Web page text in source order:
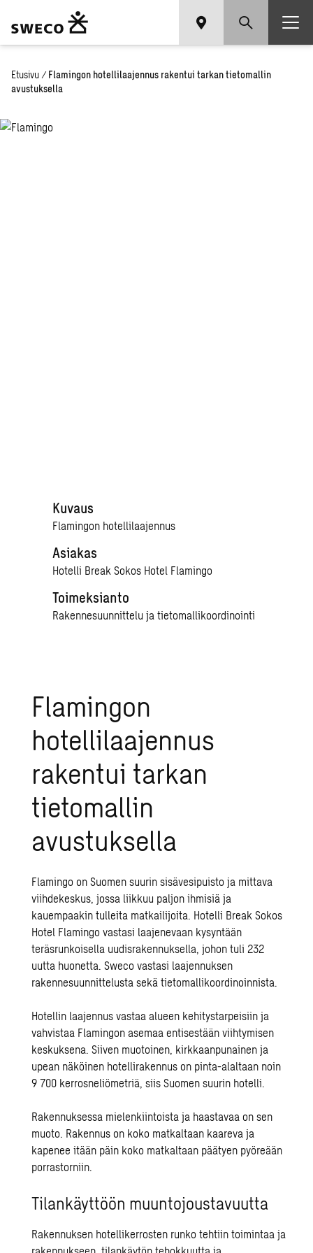
Etusivu / Flamingon hotellilaajennus rakentui tarkan tietomallin
avustuksella
Kuvaus
Flamingon hotellilaajennus
Asiakas
Hotelli Break Sokos Hotel Flamingo
Toimeksianto
Rakennesuunnittelu ja tietomallikoordinointi
Flamingon
hotellilaajennus
rakentui tarkan
tietomallin
avustuksella
Flamingo on Suomen suurin sisävesipuisto ja mittava
viihdekeskus, jossa liikkuu paljon ihmisiä ja
kauempaakin tulleita matkailijoita. Hotelli Break Sokos
Hotel Flamingo vastasi laajenevaan kysyntään
teräsrunkoisella uudisrakennuksella, johon tuli 232
uutta huonetta. Sweco vastasi laajennuksen
rakennesuunnittelusta sekätietomallikoordinoinnista
Hotellin laajennus vastaa alueen kehitystarpeisiin ja
vahvistaa Flamingon asemaa entisestään viihtymisen
keskuksena. Siiven muotoinen, kirkkaanpunainen ja
upean näköinen hotellirakennus on pinta-alaltaan noin
9 700 kerrosneliömetriä, siis Suomen suurin hotelli.
Rakennuksessa mielenkiintoista ja haastavaa on sen
muoto. Rakennus on koko matkaltaan kaareva ja
kapenee itään päin koko matkaltaan päätyen pyöreään
porrastorniin.
Tilankäyttöön muuntojoustavuutta
Rakennuksen hotellikerrosten runko tehtiin toimintaa ja
rakennukseen tilankäytön tehokkuutta ja